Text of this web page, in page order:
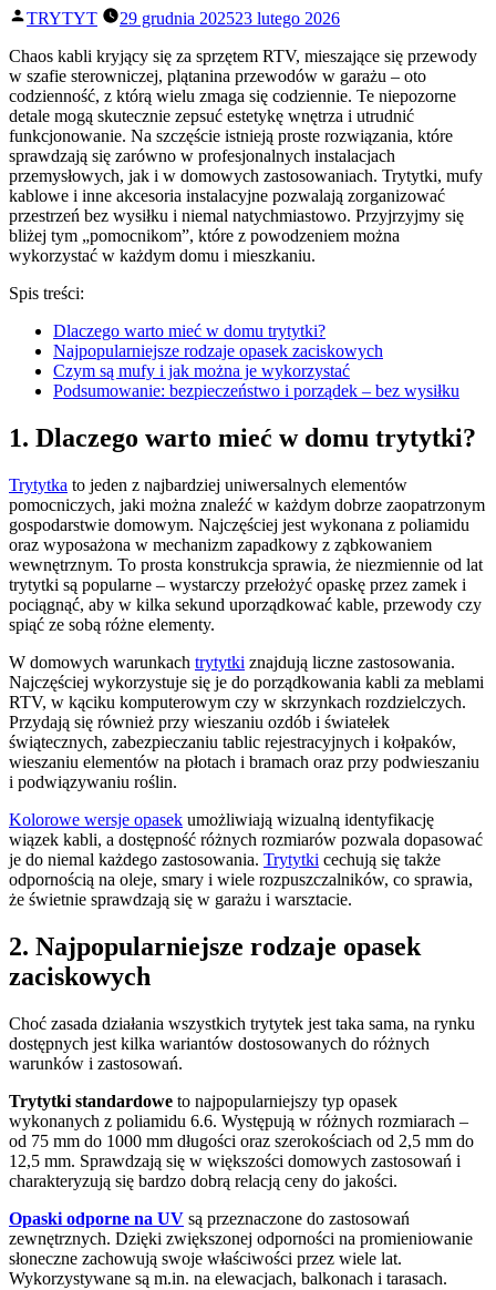
Posted
TRYTYT 29 grudnia 202523 lutego 2026
Chaos kabli kryjący się za sprzętem RTV, mieszające się przewody
w szafie sterowniczej, plątanina przewodów w garażu – oto
codzienność, z którą wielu zmaga się codziennie. Te niepozorne
detale mogą skutecznie zepsuć estetykę wnętrza i utrudnić
funkcjonowanie. Na szczęście istnieją proste rozwiązania, które
sprawdzają się zarówno w profesjonalnych instalacjach
przemysłowych, jak i w domowych zastosowaniach. Trytytki, mufy
kablowe i inne akcesoria instalacyjne pozwalają zorganizować
przestrzeń bez wysiłku i niemal natychmiastowo. Przyjrzyjmy się
bliżej tym „pomocnikom”, które z powodzeniem można
wykorzystać w każdym domu i mieszkaniu.
Spis treści:
Dlaczego warto mieć w domu trytytki?
Najpopularniejsze rodzaje opasek zaciskowych
Czym są mufy i jak można je wykorzystać
Podsumowanie: bezpieczeństwo i porządek – bez wysiłku
1. Dlaczego warto mieć w domu trytytki?
Trytytka to jeden z najbardziej uniwersalnych elementów
pomocniczych, jaki można znaleźć w każdym dobrze zaopatrzonym
gospodarstwie domowym. Najczęściej jest wykonana z poliamidu
oraz wyposażona w mechanizm zapadkowy z ząbkowaniem
wewnętrznym. To prosta konstrukcja sprawia, że niezmiennie od lat
trytytki są popularne – wystarczy przełożyć opaskę przez zamek i
pociągnąć, aby w kilka sekund uporządkować kable, przewody czy
spiąć ze sobą różne elementy.
W domowych warunkach trytytki znajdują liczne zastosowania.
Najczęściej wykorzystuje się je do porządkowania kabli za meblami
RTV, w kąciku komputerowym czy w skrzynkach rozdzielczych.
Przydają się również przy wieszaniu ozdób i światełek
świątecznych, zabezpieczaniu tablic rejestracyjnych i kołpaków,
wieszaniu elementów na płotach i bramach oraz przy podwieszaniu
i podwiązywaniu roślin.
Kolorowe wersje opasek umożliwiają wizualną identyfikację
wiązek kabli, a dostępność różnych rozmiarów pozwala dopasować
je do niemal każdego zastosowania. Trytytki cechują się także
odpornością na oleje, smary i wiele rozpuszczalników, co sprawia,
że świetnie sprawdzają się w garażu i warsztacie.
2. Najpopularniejsze rodzaje opasek
zaciskowych
Choć zasada działania wszystkich trytytek jest taka sama, na rynku
dostępnych jest kilka wariantów dostosowanych do różnych
warunków i zastosowań.
Trytytki standardowe to najpopularniejszy typ opasek
wykonanych z poliamidu 6.6. Występują w różnych rozmiarach –
od 75 mm do 1000 mm długości oraz szerokościach od 2,5 mm do
12,5 mm. Sprawdzają się w większości domowych zastosowań i
charakteryzują się bardzo dobrą relacją ceny do jakości.
Opaski odporne na UV są przeznaczone do zastosowań
zewnętrznych. Dzięki zwiększonej odporności na promieniowanie
słoneczne zachowują swoje właściwości przez wiele lat.
Wykorzystywane są m.in. na elewacjach, balkonach i tarasach.